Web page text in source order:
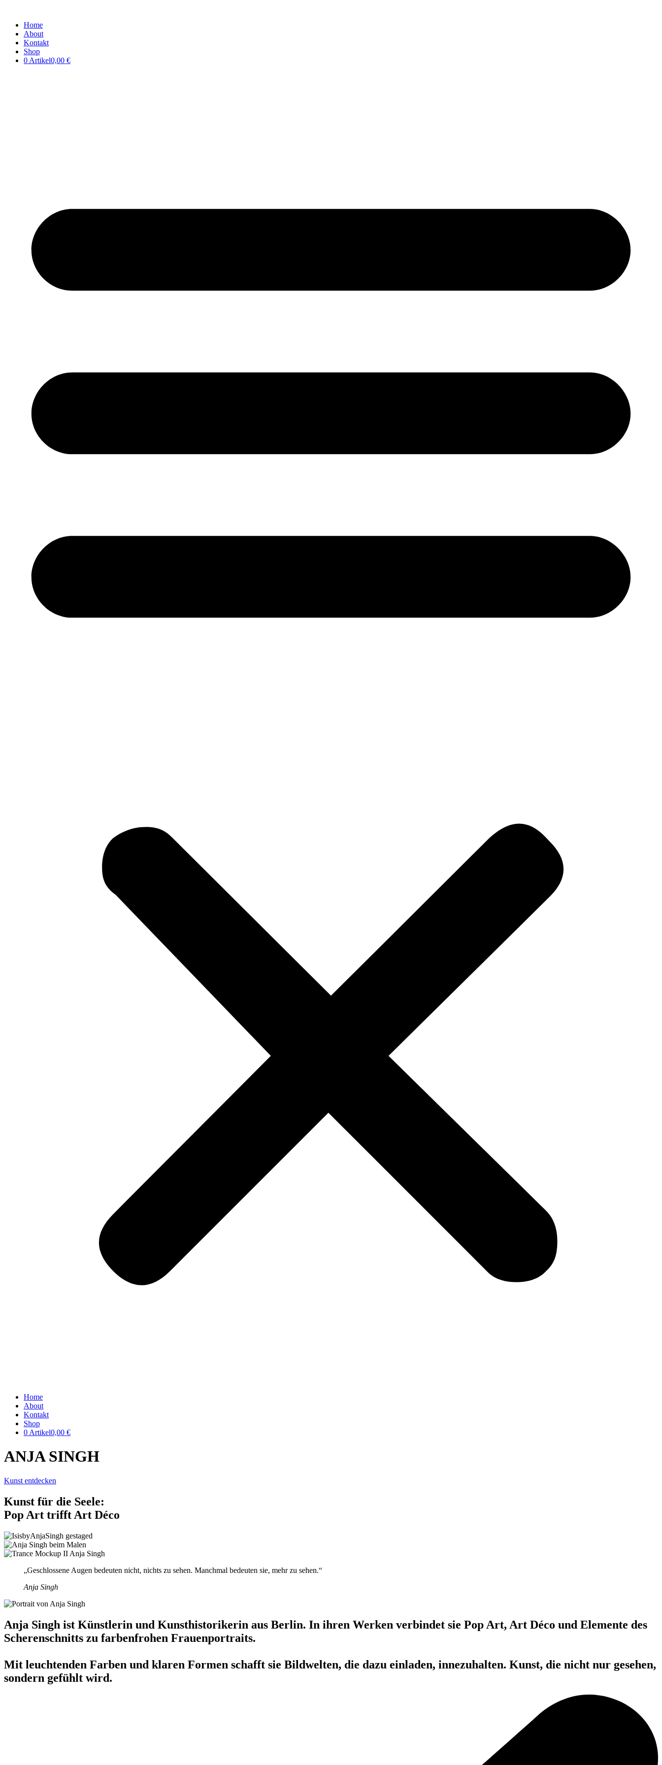
Home
About
Kontakt
Shop
0 Artikel0,00 €
Home
About
Kontakt
Shop
0 Artikel0,00 €
ANJA SINGH
Kunst entdecken
Kunst für die Seele:
Pop Art trifft Art Déco
„Geschlossene Augen bedeuten nicht, nichts zu sehen. Manchmal bedeuten sie, mehr zu sehen.“
Anja Singh
Anja Singh ist Künstlerin und Kunsthistorikerin aus Berlin. In ihren Werken verbindet sie Pop Art, Art Déco und Elemente des
Scherenschnitts zu farbenfrohen Frauenportraits.
Mit leuchtenden Farben und klaren Formen schafft sie Bildwelten, die dazu einladen, innezuhalten. Kunst, die nicht nur gesehen,
sondern gefühlt wird.